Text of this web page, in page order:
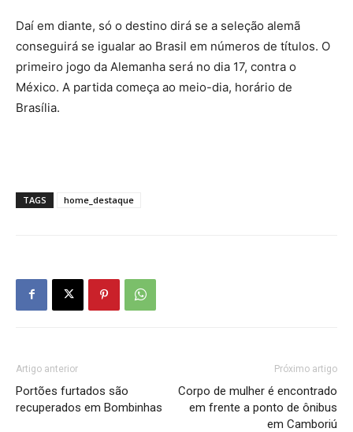
Daí em diante, só o destino dirá se a seleção alemã
conseguirá se igualar ao Brasil em números de títulos. O
primeiro jogo da Alemanha será no dia 17, contra o
México. A partida começa ao meio-dia, horário de
Brasília.
TAGS home_destaque
Artigo anterior
Portões furtados são
recuperados em Bombinhas
Próximo artigo
Corpo de mulher é encontrado
em frente a ponto de ônibus
em Camboriú